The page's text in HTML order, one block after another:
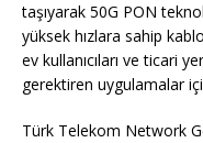
taşıyarak 50G PON
yüksek hızlara sahip
ev kullanıcıları ve ticari
gerektiren uygulamalar
Türk Telekom Network